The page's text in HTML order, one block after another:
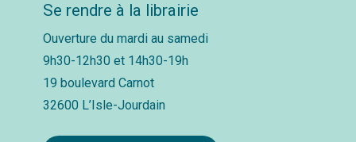
Se rendre à la librairie
Ouverture du mardi au samedi
9h30-12h30 et 14h30-19h
19 boulevard Carnot
32600 L’Isle-Jourdain